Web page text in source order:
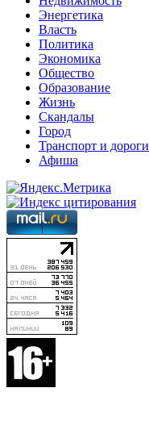
Энергетика
Власть
Политика
Экономика
Общество
Образование
Жизнь
Скандалы
Город
Транспорт и дороги
Афиша